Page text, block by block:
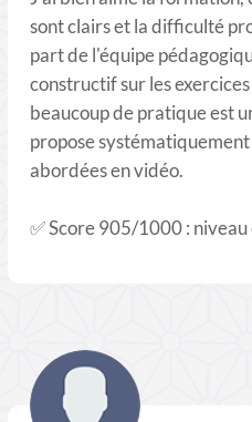
sont clairs et la difficulté
part de l'équipe
constructif sur les
beaucoup de pratique est
propose
abordées en vidéo.
​✅ Score 905/1000 :